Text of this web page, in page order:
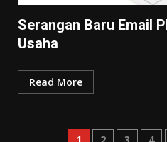
Serangan Baru Email
Usaha
Read More